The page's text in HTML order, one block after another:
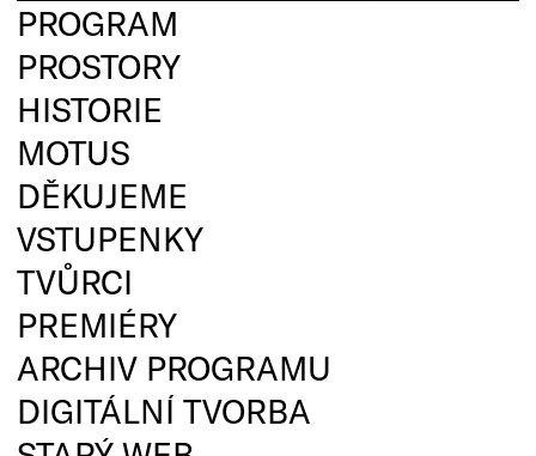
PROGRAM
PROSTORY
HISTORIE
MOTUS
DĚKUJEME
VSTUPENKY
TVŮRCI
PREMIÉRY
ARCHIV PROGRAMU
DIGITÁLNÍ TVORBA